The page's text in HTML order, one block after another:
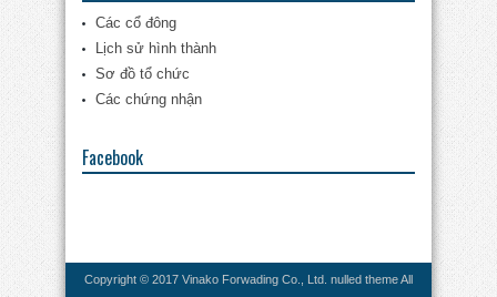
Các cổ đông
Lịch sử hình thành
Sơ đồ tổ chức
Các chứng nhận
Facebook
Copyright © 2017 Vinako Forwading Co., Ltd. nulled themeAll